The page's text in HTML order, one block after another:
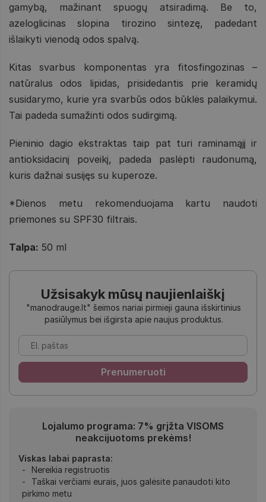
gamybą, mažinant spuogų atsiradimą. Be to,
azeloglicinas slopina tirozino sintezę, padedant
išlaikyti vienodą odos spalvą.
Kitas svarbus komponentas yra fitosfingozinas –
natūralus odos lipidas, prisidedantis prie keramidų
susidarymo, kurie yra svarbūs odos būklės palaikymui.
Tai padeda sumažinti odos sudirgimą.
Pieninio dagio ekstraktas taip pat turi raminamąjį ir
antioksidacinį poveikį, padeda paslėpti raudonumą,
kuris dažnai susijęs su kuperoze.
*Dienos metu rekomenduojama kartu naudoti
priemones su SPF30 filtrais.
Talpa: 50 ml
Užsisakyk mūsų naujienlaiškį
"manodrauge.lt" šeimos nariai pirmieji gauna išskirtinius
pasiūlymus bei išgirsta apie naujus produktus.
Lojalumo programa: 7% grįžta VISOMS
neakcijuotoms prekėms!
Viskas labai paprasta:
Nereikia registruotis
Taškai verčiami eurais, juos galėsite panaudoti kito
pirkimo metu